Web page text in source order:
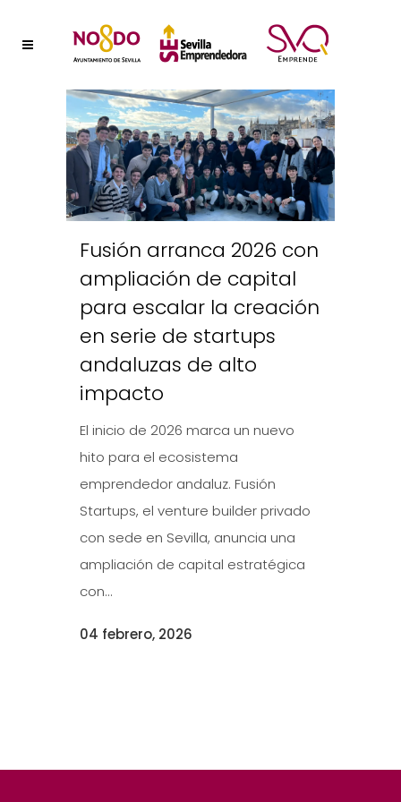
Fusión arranca 2026 con
ampliación de capital
para escalar la creación
en serie de startups
andaluzas de alto
impacto
El inicio de 2026 marca un nuevo
hito para el ecosistema
emprendedor andaluz. Fusión
Startups, el venture builder privado
con sede en Sevilla, anuncia una
ampliación de capital estratégica
con...
04 febrero, 2026